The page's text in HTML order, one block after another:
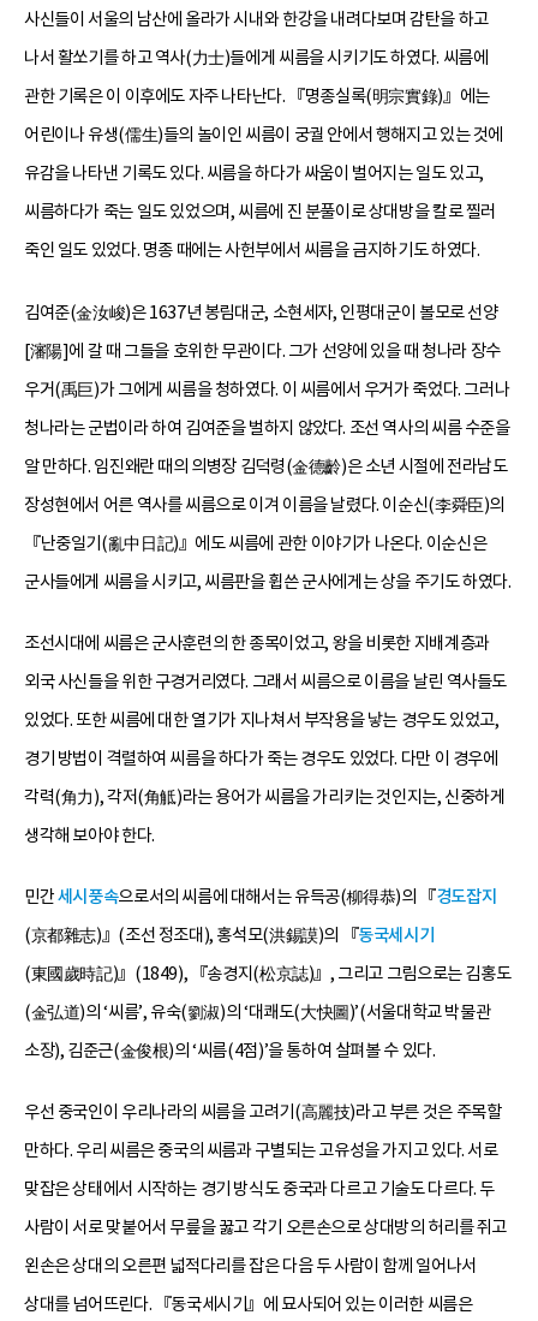
사신들이 서울의 남산에 올라가 시내와 한강을 내려다보며 감탄을 하고
나서 활쏘기를 하고 역사(力士)들에게 씨름을 시키기도 하였다. 씨름에
관한 기록은 이 이후에도 자주 나타난다. 『명종실록(明宗實錄)』에는
어린이나 유생(儒生)들의 놀이인 씨름이 궁궐 안에서 행해지고 있는 것에
유감을 나타낸 기록도 있다. 씨름을 하다가 싸움이 벌어지는 일도 있고,
씨름하다가 죽는 일도 있었으며, 씨름에 진 분풀이로 상대방을 칼로 찔러
죽인 일도 있었다. 명종 때에는 사헌부에서 씨름을 금지하기도 하였다.
김여준(金汝峻)은 1637년 봉림대군, 소현세자, 인평대군이 볼모로 선양
[瀋陽]에 갈 때 그들을 호위한 무관이다. 그가 선양에 있을 때 청나라 장수
우거(禹巨)가 그에게 씨름을 청하였다. 이 씨름에서 우거가 죽었다. 그러나
청나라는 군법이라 하여 김여준을 벌하지 않았다. 조선 역사의 씨름 수준을
알 만하다. 임진왜란 때의 의병장 김덕령(金德齡)은 소년 시절에 전라남도
장성현에서 어른 역사를 씨름으로 이겨 이름을 날렸다. 이순신(李舜臣)의
『난중일기(亂中日記)』에도 씨름에 관한 이야기가 나온다. 이순신은
군사들에게 씨름을 시키고, 씨름판을 휩쓴 군사에게는 상을 주기도 하였다.
조선시대에 씨름은 군사훈련의 한 종목이었고, 왕을 비롯한 지배계층과
외국 사신들을 위한 구경거리였다. 그래서 씨름으로 이름을 날린 역사들도
있었다. 또한 씨름에 대한 열기가 지나쳐서 부작용을 낳는 경우도 있었고,
경기 방법이 격렬하여 씨름을 하다가 죽는 경우도 있었다. 다만 이 경우에
각력(角力), 각저(角觝)라는 용어가 씨름을 가리키는 것인지는, 신중하게
생각해 보아야 한다.
민간세시풍속으로서의 씨름에 대해서는 유득공(柳得恭)의 『경도잡지
(京都雜志)』(조선 정조대), 홍석모(洪錫謨)의 『동국세시기
(東國歲時記)』(1849), 『송경지(松京誌)』, 그리고 그림으로는 김홍도
(金弘道)의 ‘씨름’, 유숙(劉淑)의 ‘대쾌도(大快圖)’(서울대학교 박물관
소장), 김준근(金俊根)의 ‘씨름(4점)’을 통하여 살펴볼 수 있다.
우선 중국인이 우리나라의 씨름을 고려기(高麗技)라고 부른 것은 주목할
만하다. 우리 씨름은 중국의 씨름과 구별되는 고유성을 가지고 있다. 서로
맞잡은 상태에서 시작하는 경기 방식도 중국과 다르고 기술도 다르다. 두
사람이 서로 맞붙어서 무릎을 꿇고 각기 오른손으로 상대방의 허리를 쥐고
왼손은 상대의 오른편 넓적다리를 잡은 다음 두 사람이 함께 일어나서
상대를 넘어뜨린다. 『동국세시기』에 묘사되어 있는 이러한 씨름은